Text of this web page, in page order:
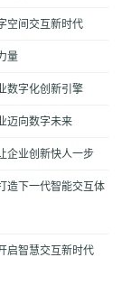
空间交互新时代
量
数字化创新引擎
迈向数字未来
企业创新快人一步
造下一代智能交互体
启智慧交互新时代